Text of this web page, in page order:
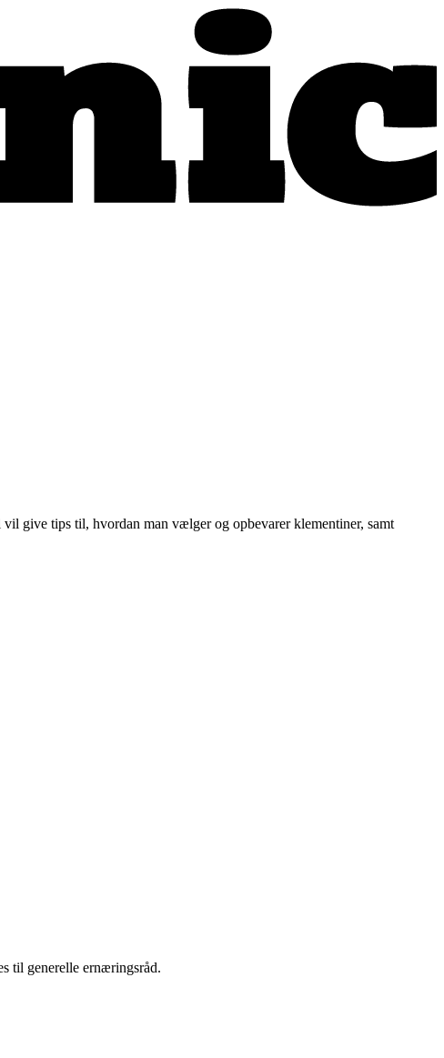
give tips til, hvordan man vælger og opbevarer klementiner, samt
til generelle ernæringsråd.